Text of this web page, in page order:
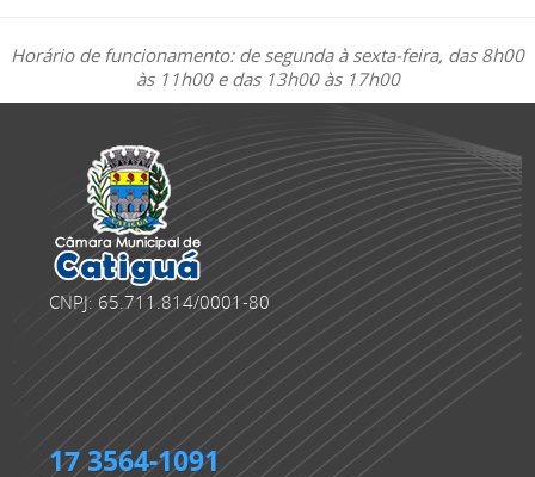
Horário de funcionamento: de segunda à sexta-feira, das 8h00
às 11h00 e das 13h00 às 17h00
CNPJ: 65.711.814/0001-80
17 3564-1091